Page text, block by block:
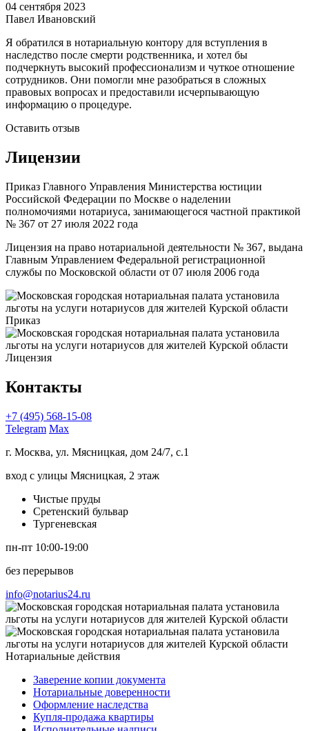
04 сентября 2023
Павел Ивановский
Я обратился в нотариальную контору для вступления в
наследство после смерти родственника, и хотел бы
подчеркнуть высокий профессионализм и чуткое отношение
сотрудников. Они помогли мне разобраться в сложных
правовых вопросах и предоставили исчерпывающую
информацию о процедуре.
Оставить отзыв
Лицензии
Приказ Главного Управления Министерства юстиции
Российской Федерации по Москве о наделении
полномочиями нотариуса, занимающегося частной практикой
№ 367 от 27 июля 2022 года
Лицензия на право нотариальной деятельности № 367, выдана
Главным Управлением Федеральной регистрационной
службы по Московской области от 07 июля 2006 года
Приказ
Лицензия
Контакты
+7 (495) 568-15-08
Telegram Max
г. Москва, ул. Мясницкая, дом 24/7, с.1
вход с улицы Мясницкая, 2 этаж
Чистые пруды
Сретенский бульвар
Тургеневская
пн-пт 10:00-19:00
без перерывов
info@notarius24.ru
Нотариальные действия
Заверение копии документа
Нотариальные доверенности
Оформление наследства
Купля-продажа квартиры